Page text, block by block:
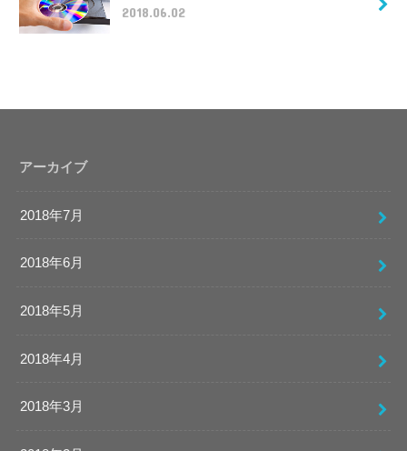
2018.06.02
アーカイブ
2018年7月
2018年6月
2018年5月
2018年4月
2018年3月